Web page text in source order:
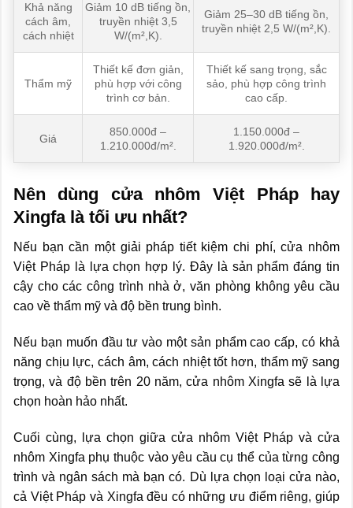
Khả năng
cách âm,
cách nhiệt
Giảm 10 dB tiếng ồn,
truyền nhiệt 3,5
W/(m²,K).
Giảm 25–30 dB tiếng ồn,
truyền nhiệt 2,5 W/(m²,K).
Thẩm mỹ
Thiết kế đơn giản,
phù hợp với công
trình cơ bản.
Thiết kế sang trọng, sắc
sảo, phù hợp công trình
cao cấp.
Giá
850.000đ –
1.210.000đ/m².
1.150.000đ –
1.920.000đ/m².
Nên dùng cửa nhôm Việt Pháp hay
Xingfa là tối ưu nhất?
Nếu bạn cần một giải pháp tiết kiệm chi phí, cửa nhôm
Việt Pháp là lựa chọn hợp lý. Đây là sản phẩm đáng tin
cậy cho các công trình nhà ở, văn phòng không yêu cầu
cao về thẩm mỹ và độ bền trung bình.
Nếu bạn muốn đầu tư vào một sản phẩm cao cấp, có khả
năng chịu lực, cách âm, cách nhiệt tốt hơn, thẩm mỹ sang
trọng, và độ bền trên 20 năm, cửa nhôm Xingfa sẽ là lựa
chọn hoàn hảo nhất.
Cuối cùng, lựa chọn giữa cửa nhôm Việt Pháp và cửa
nhôm Xingfa phụ thuộc vào yêu cầu cụ thể của từng công
trình và ngân sách mà bạn có. Dù lựa chọn loại cửa nào,
cả Việt Pháp và Xingfa đều có những ưu điểm riêng, giúp